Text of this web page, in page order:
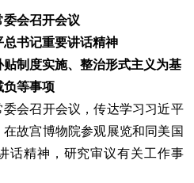
委会召开会议
书记重要讲话精神
制度实施、整治形式主义为基
负等事项
会召开会议，传达学习习近平
故宫博物院参观展览和同美国
话精神，研究审议有关工作事